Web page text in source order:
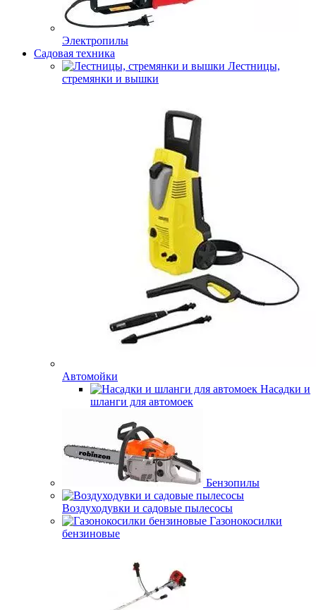
Электропилы
Садовая техника
Лестницы,
стремянки и вышки
Автомойки
Насадки и
шланги для автомоек
Бензопилы
Воздуходувки и садовые пылесосы
Газонокосилки
бензиновые